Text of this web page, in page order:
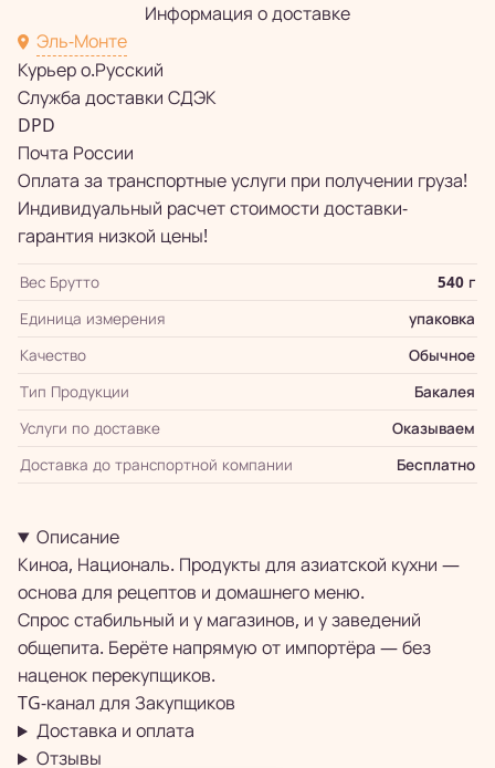
Информация о доставке
Эль-Монте
Курьер о.Русский
Служба доставки СДЭК
DPD
Почта России
Оплата за транспортные услуги при получении груза!
Индивидуальный расчет стоимости доставки-
гарантия низкой цены!
Вес Брутто
540 г
Единица измерения
упаковка
Качество
Обычное
Тип Продукции
Бакалея
Услуги по доставке
Оказываем
Доставка до транспортной компании
Бесплатно
Описание
Киноа, Националь. Продукты для азиатской кухни —
основа для рецептов и домашнего меню.
Спрос стабильный и у магазинов, и у заведений
общепита. Берёте напрямую от импортёра — без
наценок перекупщиков.
TG-канал для Закупщиков
Доставка и оплата
Отзывы